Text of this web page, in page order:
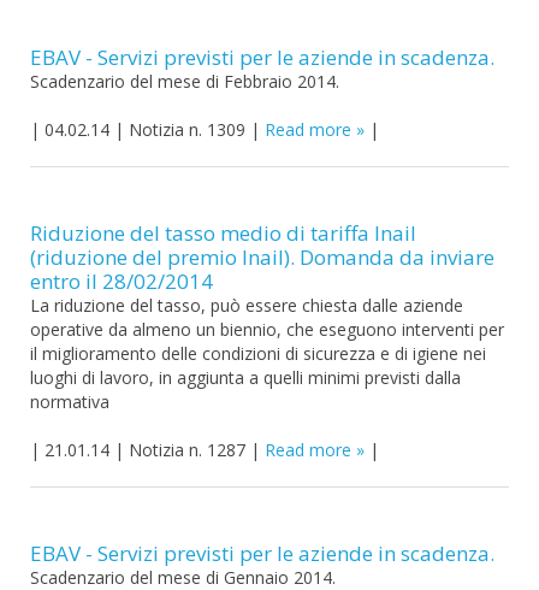
EBAV - Servizi previsti per le aziende in scadenza.
Scadenzario del mese di Febbraio 2014.
| 04.02.14 | Notizia n. 1309 | Read more |
Riduzione del tasso medio di tariffa Inail
(riduzione del premio Inail). Domanda da inviare
entro il 28/02/2014
La riduzione del tasso, può essere chiesta dalle aziende
operative da almeno un biennio, che eseguono interventi per
il miglioramento delle condizioni di sicurezza e di igiene nei
luoghi di lavoro, in aggiunta a quelli minimi previsti dalla
normativa
| 21.01.14 | Notizia n. 1287 | Read more |
EBAV - Servizi previsti per le aziende in scadenza.
Scadenzario del mese di Gennaio 2014.